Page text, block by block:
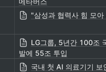
"삼성과 협력사 힘 모
LG그룹, 5년간 100조
발에 55조 투입
국내 첫 AI 의료기기